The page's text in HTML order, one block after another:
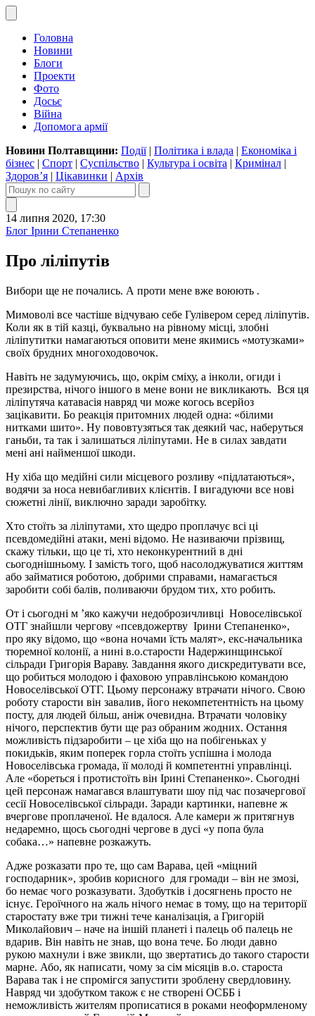
Головна
Новини
Блоги
Проекти
Фото
Досьє
Війна
Допомога армії
Новини Полтавщини: Події| Політика і влада | Економіка і
бізнес | Спорт | Суспільство | Культура і освіта | Кримінал |
Здоров’я | Цікавинки | Архів
14 липня 2020, 17:30
Блог Ірини Степаненко
Про ліліпутів
Вибори ще не почались. А проти мене вже воюють .
Мимоволі все частіше відчуваю себе Гулівером серед ліліпутів.
Коли як в тій казці, буквально на рівному місці, злобні
ліліпутитки намагаються оповити мене якимись «мотузками»
своїх брудних многоходовочок.
Навіть не задумуючись, що, окрім сміху, а інколи, огиди і
презирства, нічого іншого в мене вони не викликають. Вся ця
ліліпутяча катавасія навряд чи може когось всерйоз
зацікавити. Бо реакція притомних людей одна: «білими
нитками шито». Ну пововтузяться так деякий час, наберуться
ганьби, та так і залишаться ліліпутами. Не в силах завдати
мені ані найменшої шкоди.
Ну хіба що медійні сили місцевого розливу «підлатаються»,
водячи за носа невибагливих клієнтів. І вигадуючи все нові
сюжетні лінії, виключно заради заробітку.
Хто стоїть за ліліпутами, хто щедро проплачує всі ці
псевдомедійні атаки, мені відомо. Не називаючи прізвищ,
скажу тільки, що це ті, хто неконкурентний в дні
сьогоднішньому. І замість того, щоб насолоджуватися життям
або займатися роботою, добрими справами, намагається
заробити собі балів, поливаючи брудом тих, хто робить.
От і сьогодні м ’яко кажучи недоброзичливці Новоселівської
ОТГ знайшли чергову «псевдожертву Ірини Степаненко»,
про яку відомо, що «вона ночами їсть малят», екс-начальника
тюремної колонії, а нині в.о.старости Надержинщинської
сільради Григорія Вараву. Завдання якого дискредитувати все,
що робиться молодою і фаховою управлінською командою
Новоселівської ОТГ. Цьому персонажу втрачати нічого. Свою
роботу старости він завалив, його некомпетентність на цьому
посту, для людей більш, аніж очевидна. Втрачати чоловіку
нічого, перспектив бути ще раз обраним жодних. Остання
можливість підзаробити – це хіба що на побігеньках у
покидьків, яким поперек горла стоїть успішна і молода
Новоселівська громада, її молоді й компетентні управлінці.
Але «бореться і протистоїть він Ірині Степаненко». Сьогодні
цей персонаж намагався влаштувати шоу під час позачергової
сесії Новоселівської сільради. Заради картинки, напевне ж
вчергове проплаченої. Не вдалося. Але камери ж притягнув
недаремно, щось сьогодні чергове в дусі «у попа була
собака…» напевне розкажуть.
Адже розказати про те, що сам Варава, цей «міцний
господарник», зробив корисного для громади – він не змозі,
бо немає чого розказувати. Здобутків і досягнень просто не
існує. Героїчного на жаль нічого немає в тому, що на території
старостату вже три тижні тече каналізація, а Григорій
Миколайович – наче на іншій планеті і палець об палець не
вдарив. Він навіть не знав, що вона тече. Бо люди давно
рукою махнули і вже звикли, що звертатись до такого старости
марне. Або, як написати, чому за сім місяців в.о. староста
Варава так і не спромігся запустити зроблену свердловину.
Навряд чи здобутком також є не створені ОСББ і
неможливість жителям прописатися в роками неоформленому